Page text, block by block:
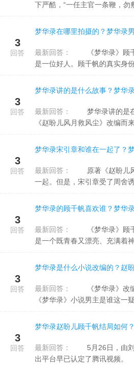
下严酷，“一任主官一条鞭，
3
回答
梦华录在哪里拍摄的？梦华录
最新回答：
是一位好人。顾千帆的真实身
3
回答
梦华录讲的是什么故事？梦华
最新回答：
《赵盼儿风月救风尘》改编而
3
回答
梦华录宋引章和谁在一起了？
最新回答：
一起。但是，宋引章受了周舍
3
回答
梦华录的顾千帆喜欢谁？梦华
最新回答：
是一个既青春又漂亮、充满着
3
回答
梦华录是什么小说改编的？赵
最新回答：
《梦华录》小说男主是谁这一
3
回答
梦华录赵盼儿顾千帆结局如何
最新回答：
出平台早已认定了腾讯视频